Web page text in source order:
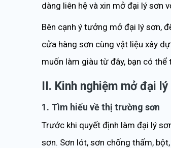
dàng liên hệ và xin mở đại lý sơn
Bên cạnh ý tưởng mở đại lý sơn,
cửa hàng sơn cùng vật liệu xây
muốn làm giàu từ đây, bạn có thể
II. Kinh nghiệm mở đại
1. Tìm hiểu về thị trường sơn
Trước khi quyết định làm đại lý
sơn. Sơn lót, sơn chống thấm,